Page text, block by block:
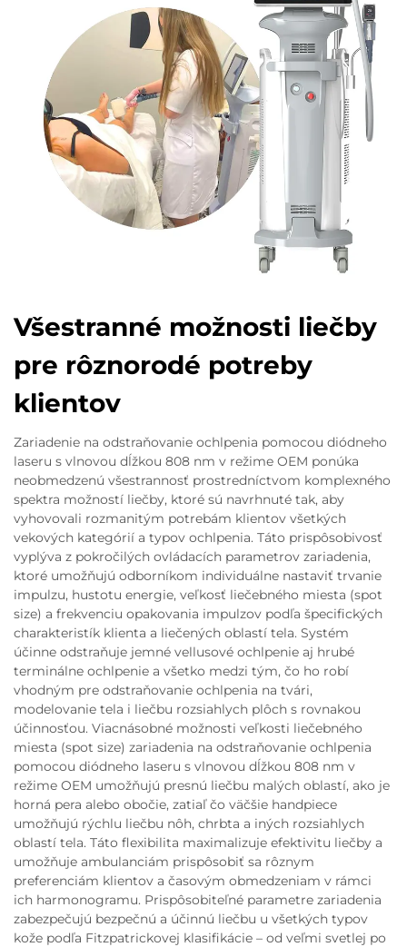
Všestranné možnosti liečby
pre rôznorodé potreby
klientov
Zariadenie na odstraňovanie ochlpenia pomocou diódneho
laseru s vlnovou dĺžkou 808 nm v režime OEM ponúka
neobmedzenú všestrannosť prostredníctvom komplexného
spektra možností liečby, ktoré sú navrhnuté tak, aby
vyhovovali rozmanitým potrebám klientov všetkých
vekových kategórií a typov ochlpenia. Táto prispôsobivosť
vyplýva z pokročilých ovládacích parametrov zariadenia,
ktoré umožňujú odborníkom individuálne nastaviť trvanie
impulzu, hustotu energie, veľkosť liečebného miesta (spot
size) a frekvenciu opakovania impulzov podľa špecifických
charakteristík klienta a liečených oblastí tela. Systém
účinne odstraňuje jemné vellusové ochlpenie aj hrubé
terminálne ochlpenie a všetko medzi tým, čo ho robí
vhodným pre odstraňovanie ochlpenia na tvári,
modelovanie tela i liečbu rozsiahlych plôch s rovnakou
účinnosťou. Viacnásobné možnosti veľkosti liečebného
miesta (spot size) zariadenia na odstraňovanie ochlpenia
pomocou diódneho laseru s vlnovou dĺžkou 808 nm v
režime OEM umožňujú presnú liečbu malých oblastí, ako je
horná pera alebo obočie, zatiaľ čo väčšie handpiece
umožňujú rýchlu liečbu nôh, chrbta a iných rozsiahlych
oblastí tela. Táto flexibilita maximalizuje efektivitu liečby a
umožňuje ambulanciám prispôsobiť sa rôznym
preferenciám klientov a časovým obmedzeniam v rámci
ich harmonogramu. Prispôsobiteľné parametre zariadenia
zabezpečujú bezpečnú a účinnú liečbu u všetkých typov
kože podľa Fitzpatrickovej klasifikácie – od veľmi svetlej po